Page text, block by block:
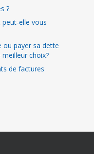
?
elle vous
ou payer sa dette
choix?
de factures